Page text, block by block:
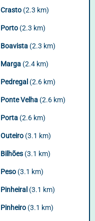
Crasto (2.3 km)
Porto (2.3 km)
Boavista (2.3 km)
Marga (2.4 km)
Pedregal (2.6 km)
Ponte Velha (2.6 km)
Porta (2.6 km)
Outeiro (3.1 km)
Bilhões (3.1 km)
Peso (3.1 km)
Pinheiral (3.1 km)
Pinheiro (3.1 km)